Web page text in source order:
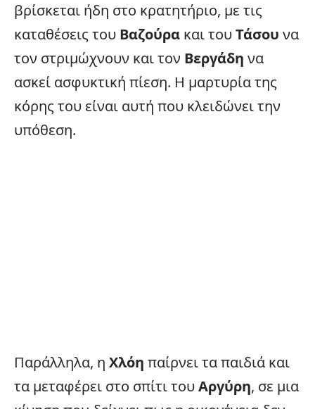
βρίσκεται ήδη στο κρατητήριο, με τις
καταθέσεις του Βαζούρα και τουΤάσου να
τον στριμώχνουν και τον Βεργάδη να
ασκεί ασφυκτική πίεση. Η μαρτυρία της
κόρης του είναι αυτή που κλειδώνει την
υπόθεση.
Παράλληλα, η Χλόη παίρνει τα παιδιά και
τα μεταφέρει στο σπίτι τουΑργύρη, σε μια